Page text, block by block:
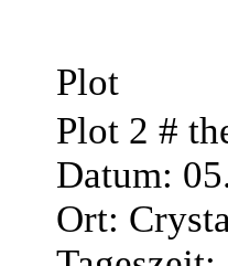
Plot
Plot 2 #
Datum:
Ort: